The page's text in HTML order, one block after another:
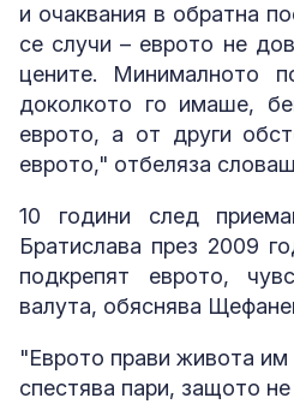
и очаквания в обратна
се случи – еврото не
цените. Минималното
доколкото го имаше,
еврото, а от други
еврото," отбеляза
10 години след
Братислава през 2009
подкрепят еврото,
валута, обяснява
"Еврото прави живота
спестява пари, защото